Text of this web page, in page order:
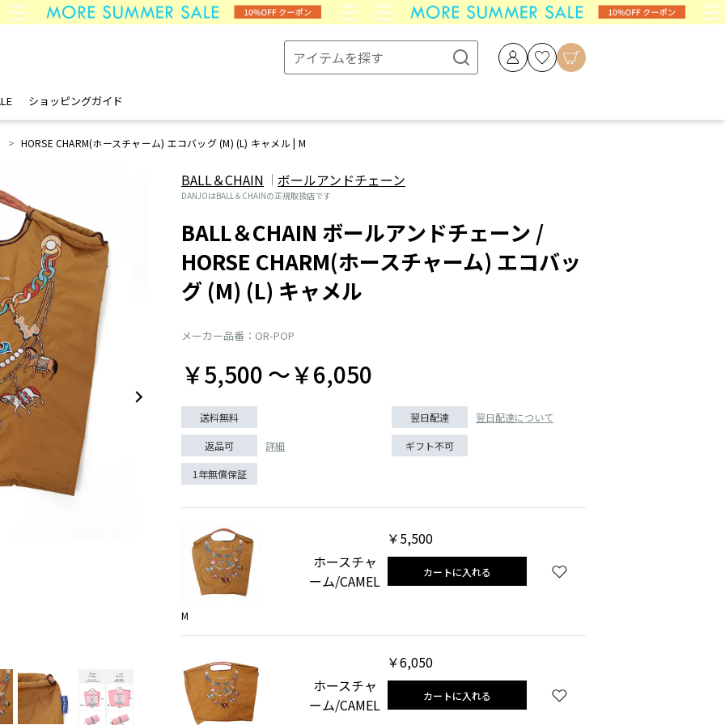
ショッピングガイド
HORSE CHARM(ホースチャーム) エコバッグ (M) (L) キャメル | M
BALL＆CHAIN ボールアンドチェーン
DANJOはBALL＆CHAINの正規取扱店です
BALL＆CHAIN ボールアンドチェーン /
HORSE CHARM(ホースチャーム) エコバッ
グ (M) (L) キャメル
メーカー品番：OR-POP
￥5,500 〜￥6,050
送料無料 翌日配達 翌日配達について
返品可 詳細 ギフト不可
1年無償保証
M
￥5,500
ホースチャ
ーム/CAMEL
カートに入れる
￥6,050
ホースチャ
ーム/CAMEL
カートに入れる